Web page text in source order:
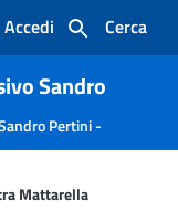
Cerca
Accedi
Sandro
Pertini -
Mattarella